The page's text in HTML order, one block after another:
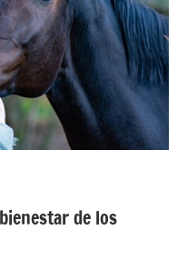
de los